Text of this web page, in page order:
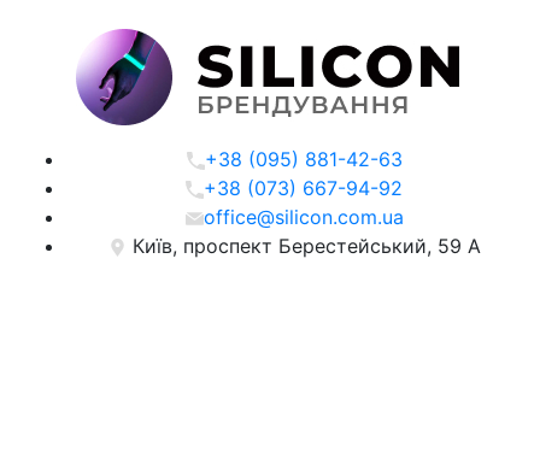
+38 (095) 881-42-63
+38 (073) 667-94-92
office@silicon.com.ua
Київ, проспект Берестейський, 59 А